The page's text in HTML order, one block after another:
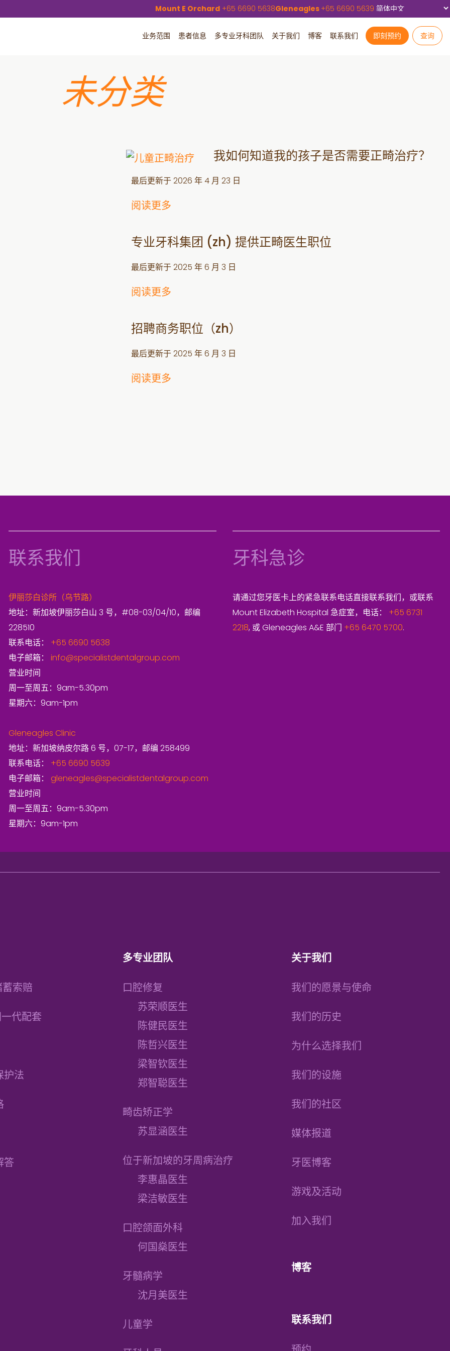
Mount E Orchard +65 6690 5638Gleneagles +65 6690 5639
业务范围 患者信息 多专业牙科团队 关于我们 博客 联系我们 即刻预约 查询
未分类
我如何知道我的孩子是否需要正畸治疗？
最后更新于 2026 年 4 月 23 日
阅读更多
专业牙科集团 (zh) 提供正畸医生职位
最后更新于 2025 年 6 月 3 日
阅读更多
招聘商务职位（zh）
最后更新于 2025 年 6 月 3 日
阅读更多
联系我们
伊丽莎白诊所（乌节路）
地址：新加坡伊丽莎白山 3 号，#08-03/04/10，邮编
228510
联系电话： +65 6690 5638
电子邮箱： info@specialistdentalgroup.com
营业时间
周一至周五：9am-5.30pm
星期六：9am-1pm
Gleneagles Clinic
地址：新加坡纳皮尔路 6 号，07-17，邮编 258499
联系电话： +65 6690 5639
电子邮箱： gleneagles@specialistdentalgroup.com
营业时间
周一至周五：9am-5.30pm
星期六：9am-1pm
牙科急诊
请通过您牙医卡上的紧急联系电话直接联系我们，或联系
Mount Elizabeth Hospital 急症室，电话： +65 6731
2218, 或 Gleneagles A&E 部门 +65 6470 5700.
蓄索赔
代配套
护法
答
多专业团队
口腔修复
苏荣顺医生
陈健民医生
陈哲兴医生
梁智钦医生
郑智聪医生
畸齿矫正学
苏显涵医生
位于新加坡的牙周病治疗
李惠晶医生
梁洁敏医生
口腔颌面外科
何国燊医生
牙髓病学
沈月美医生
儿童学
关于我们
我们的愿景与使命
我们的历史
为什么选择我们
我们的设施
我们的社区
媒体报道
牙医博客
游戏及活动
加入我们
博客
联系我们